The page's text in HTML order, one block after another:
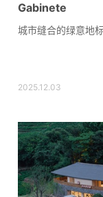
Gabinete
城市缝合的绿意地
2025.12.03